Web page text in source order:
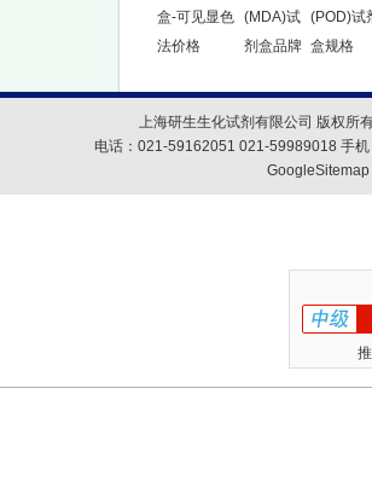
盒-可见显色
法价格
(MDA)试
剂盒品牌
(POD)试
盒规格
上海研生生化试剂有限公司 版权所
电话：021-59162051 021-59989018 手
GoogleSitemap